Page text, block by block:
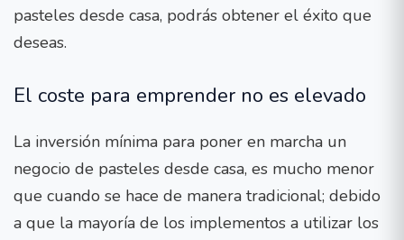
pasteles desde casa, podrás obtener el éxito que
deseas.
El coste para emprender no es elevado
La inversión mínima para poner en marcha un
negocio de pasteles desde casa, es mucho menor
que cuando se hace de manera tradicional; debido
a que la mayoría de los implementos a utilizar los